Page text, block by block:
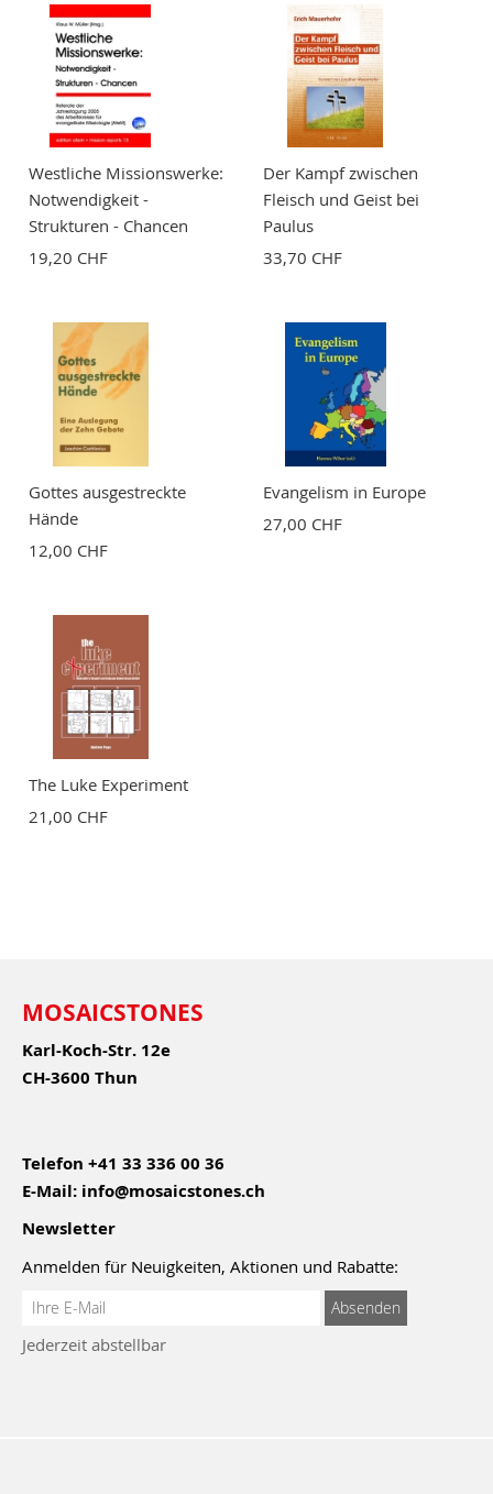
Zusammenfassung
Bewertung
BEWERTUNG ABSCHICKEN
Westliche Missionswerke:
Notwendigkeit -
Strukturen - Chancen
19,20 CHF
Der Kampf zwischen
Fleisch und Geist bei
Paulus
33,70 CHF
Gottes ausgestreckte
Hände
12,00 CHF
Evangelism in Europe
27,00 CHF
The Luke Experiment
21,00 CHF
MOSAICSTONES
Karl-Koch-Str. 12e
CH-3600 Thun
Telefon +41 33 336 00 36
E-Mail: info@mosaicstones.ch
Newsletter
Anmelden für Neuigkeiten, Aktionen und Rabatte:
Anmeldung
Newsletter:
Absenden
Jederzeit abstellbar